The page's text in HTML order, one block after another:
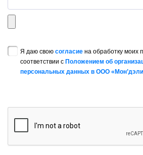
Я даю свою согласие на обработку моих
соответствии с Положением об
персональных данных в ООО